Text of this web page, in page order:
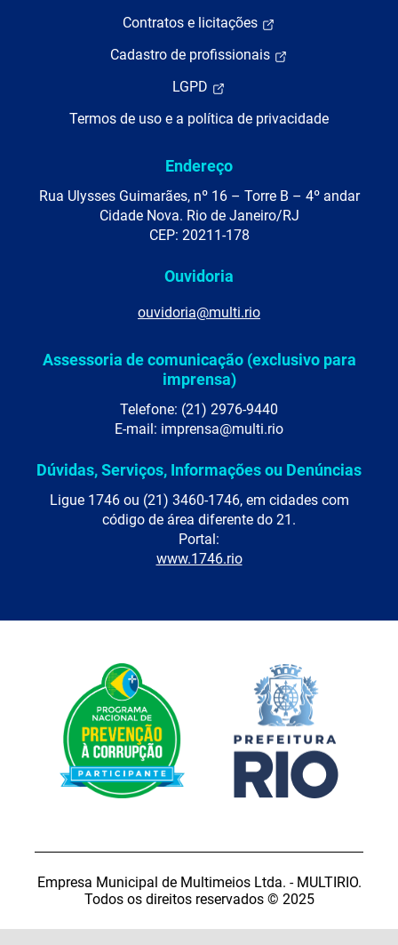
Contratos e licitações
Cadastro de profissionais
LGPD
Termos de uso e a política de privacidade
Endereço
Rua Ulysses Guimarães, nº 16 – Torre B – 4º andar
Cidade Nova. Rio de Janeiro/RJ
CEP: 20211-178
Ouvidoria
ouvidoria@multi.rio
Assessoria de comunicação (exclusivo para
imprensa)
Telefone: (21) 2976-9440
E-mail: imprensa@multi.rio
Dúvidas, Serviços, Informações ou Denúncias
Ligue 1746 ou (21) 3460-1746, em cidades com
código de área diferente do 21.
Portal:
www.1746.rio
Empresa Municipal de Multimeios Ltda. - MULTIRIO.
Todos os direitos reservados © 2025